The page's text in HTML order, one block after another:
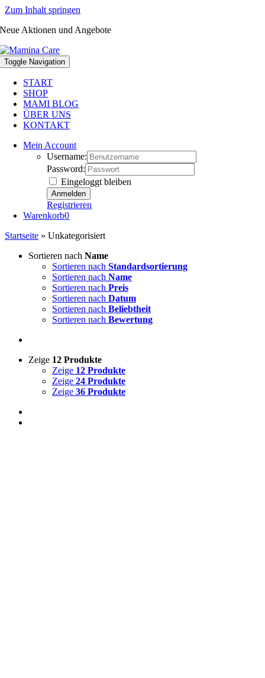
Zum Inhalt springen
Neue Aktionen und Angebote
Toggle Navigation
START
SHOP
MAMI BLOG
ÜBER UNS
KONTAKT
Mein Account
Username:
Password:
Eingeloggt bleiben
Registrieren
Warenkorb0
Startseite » Unkategorisiert
Sortieren nach Name
Sortieren nach Standardsortierung
Sortieren nach Name
Sortieren nach Preis
Sortieren nach Datum
Sortieren nach Beliebtheit
Sortieren nach Bewertung
Zeige 12 Produkte
Zeige 12 Produkte
Zeige 24 Produkte
Zeige 36 Produkte